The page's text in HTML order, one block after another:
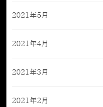
2021年5月
2021年4月
2021年3月
2021年2月